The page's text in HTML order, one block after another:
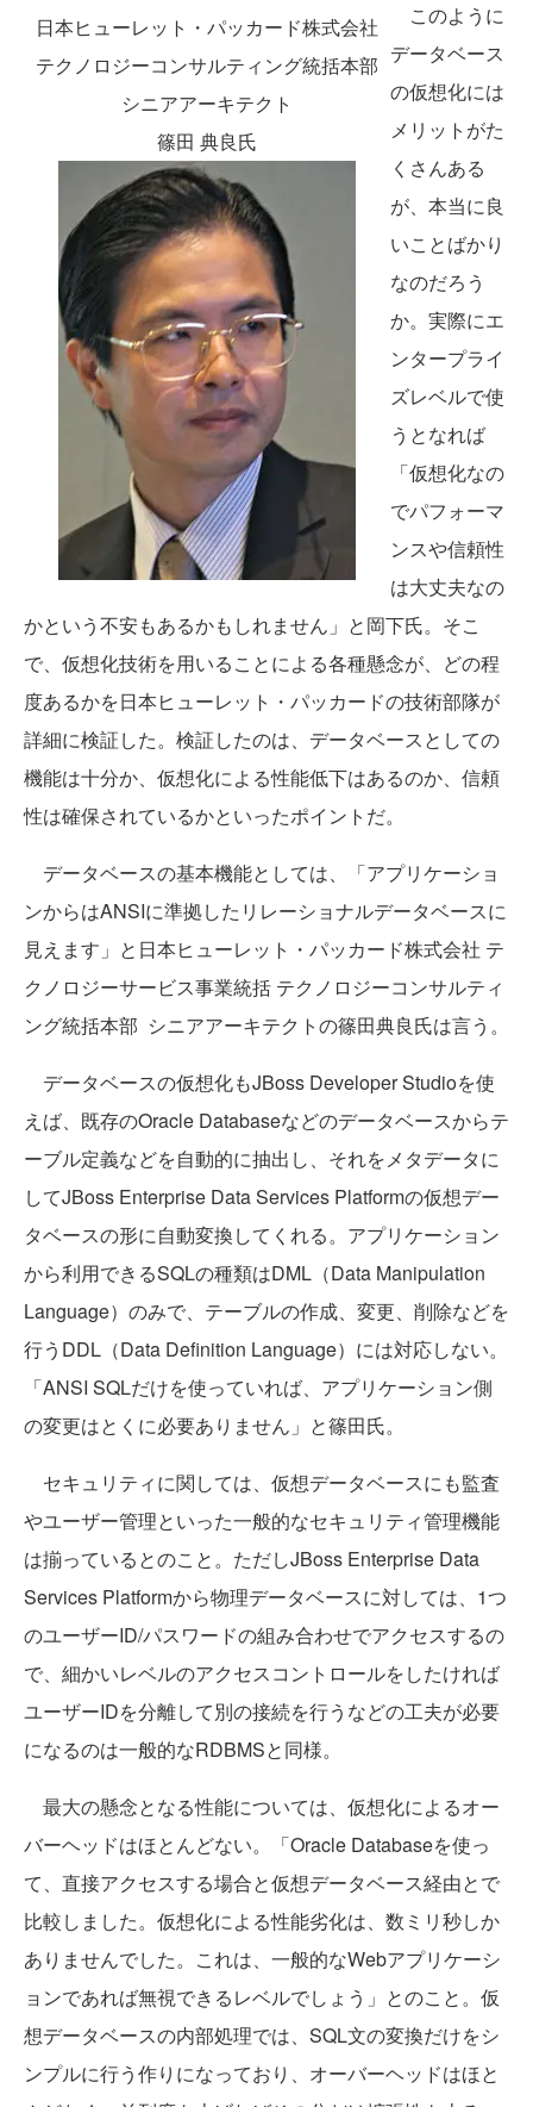
日本ヒューレット・パッカード株式会社
テクノロジーコンサルティング統括本部
シニアアーキテクト
篠田 典良氏
このように
データベース
の仮想化には
メリットがた
くさんある
が、本当に良
いことばかり
なのだろう
か。実際にエ
ンタープライ
ズレベルで使
うとなれば
「仮想化なの
でパフォーマ
ンスや信頼性
は大丈夫なの
かという不安もあるかもしれません」と岡下氏。そこ
で、仮想化技術を用いることによる各種懸念が、どの程
度あるかを日本ヒューレット・パッカードの技術部隊が
詳細に検証した。検証したのは、データベースとしての
機能は十分か、仮想化による性能低下はあるのか、信頼
性は確保されているかといったポイントだ。
データベースの基本機能としては、「アプリケーショ
ンからはANSIに準拠したリレーショナルデータベースに
見えます」と日本ヒューレット・パッカード株式会社 テ
クノロジーサービス事業統括 テクノロジーコンサルティ
ング統括本部 シニアアーキテクトの篠田典良氏は言う。
データベースの仮想化もJBoss Developer Studioを使
えば、既存のOracle Databaseなどのデータベースからテ
ーブル定義などを自動的に抽出し、それをメタデータに
してJBoss Enterprise Data Services Platformの仮想デー
タベースの形に自動変換してくれる。アプリケーション
から利用できるSQLの種類はDML（Data Manipulation
Language）のみで、テーブルの作成、変更、削除などを
行うDDL（Data Definition Language）には対応しない。
「ANSI SQLだけを使っていれば、アプリケーション側
の変更はとくに必要ありません」と篠田氏。
セキュリティに関しては、仮想データベースにも監査
やユーザー管理といった一般的なセキュリティ管理機能
は揃っているとのこと。ただしJBoss Enterprise Data
Services Platformから物理データベースに対しては、1つ
のユーザーID/パスワードの組み合わせでアクセスするの
で、細かいレベルのアクセスコントロールをしたければ
ユーザーIDを分離して別の接続を行うなどの工夫が必要
になるのは一般的なRDBMSと同様。
最大の懸念となる性能については、仮想化によるオー
バーヘッドはほとんどない。「Oracle Databaseを使っ
て、直接アクセスする場合と仮想データベース経由とで
比較しました。仮想化による性能劣化は、数ミリ秒しか
ありませんでした。これは、一般的なWebアプリケーシ
ョンであれば無視できるレベルでしょう」とのこと。仮
想データベースの内部処理では、SQL文の変換だけをシ
ンプルに行う作りになっており、オーバーヘッドはほと